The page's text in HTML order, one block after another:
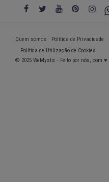
Quem somos Política de Privacidade
Política de Utilização de Cookies
© 2025 WeMystic - Feito por nós, com ♥